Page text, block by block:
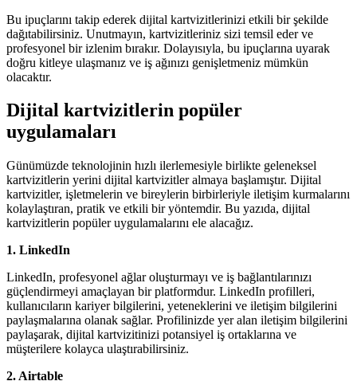
Bu ipuçlarını takip ederek dijital kartvizitlerinizi etkili bir şekilde
dağıtabilirsiniz. Unutmayın, kartvizitleriniz sizi temsil eder ve
profesyonel bir izlenim bırakır. Dolayısıyla, bu ipuçlarına uyarak
doğru kitleye ulaşmanız ve iş ağınızı genişletmeniz mümkün
olacaktır.
Dijital kartvizitlerin popüler
uygulamaları
Günümüzde teknolojinin hızlı ilerlemesiyle birlikte geleneksel
kartvizitlerin yerini dijital kartvizitler almaya başlamıştır. Dijital
kartvizitler, işletmelerin ve bireylerin birbirleriyle iletişim kurmalarını
kolaylaştıran, pratik ve etkili bir yöntemdir. Bu yazıda, dijital
kartvizitlerin popüler uygulamalarını ele alacağız.
1. LinkedIn
LinkedIn, profesyonel ağlar oluşturmayı ve iş bağlantılarınızı
güçlendirmeyi amaçlayan bir platformdur. LinkedIn profilleri,
kullanıcıların kariyer bilgilerini, yeteneklerini ve iletişim bilgilerini
paylaşmalarına olanak sağlar. Profilinizde yer alan iletişim bilgilerini
paylaşarak, dijital kartvizitinizi potansiyel iş ortaklarına ve
müşterilere kolayca ulaştırabilirsiniz.
2. Airtable